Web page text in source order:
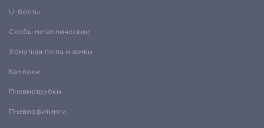
U-болты
Скобы металлические
Хомутная лента и замки
Камлоки
Пневмотрубки
Пневмофитинги